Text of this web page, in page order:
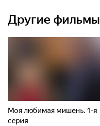
Другие фильмы
Моя любимая мишень. 1-я
серия